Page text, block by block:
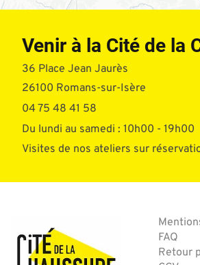
Venir à la Cité de la
36 Place Jean Jaurès
26100 Romans-sur-Isère
04 75 48 41 58
Du lundi au samedi : 10h00 - 19h00
Visites de nos ateliers sur
FAQ
Retour